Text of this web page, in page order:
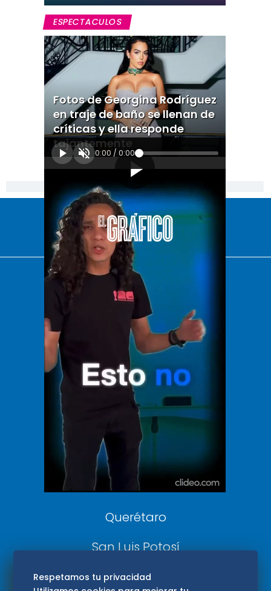
ESPECTACULOS
Fotos de Georgina Rodríguez
en traje de baño se llenan de
críticas y ella responde
tajantemente
0:00 / 0:00
[Publicidad]
El Universal
Vive USA
Clase
De 10 sports
DeDinero
Confabulario
Aviso Oportuno
Consultas
Querétaro
San Luis Potosí
Edomex
Respetamos tu privacidad